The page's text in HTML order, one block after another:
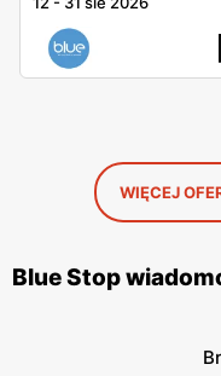
WIĘCEJ
Blue Stop